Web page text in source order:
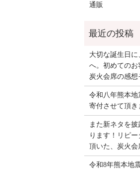
通販
大切な誕生日
へ。初めてのお
炭火会席の感想
令和八年熊本地
寄付させて頂き
また新ネタを
ります！リピ
頂いた、炭火会
令和8年熊本地